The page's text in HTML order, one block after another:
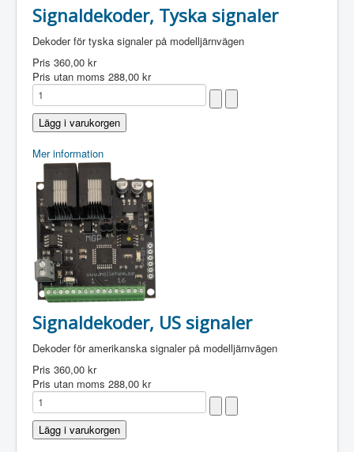
Signaldekoder, Tyska signaler
Dekoder för tyska signaler på modelljärnvägen
Pris 360,00 kr
Pris utan moms 288,00 kr
Mer information
Signaldekoder, US signaler
Dekoder för amerikanska signaler på modelljärnvägen
Pris 360,00 kr
Pris utan moms 288,00 kr